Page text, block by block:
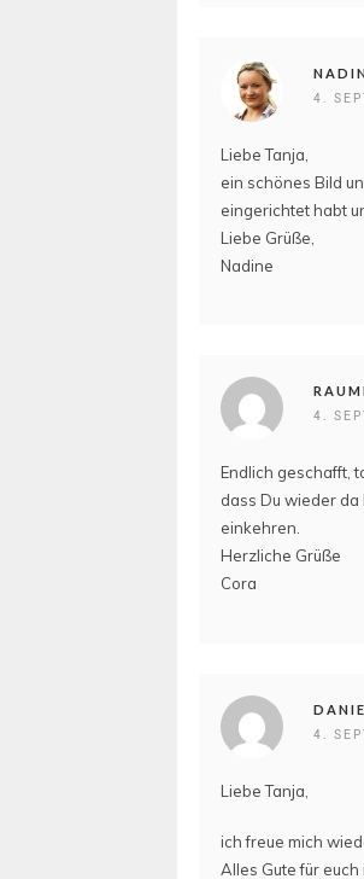
4.
Liebe Tanja,
ein schönes Bild
eingerichtet habt
Liebe Grüße,
Nadine
4.
Endlich geschafft,
dass Du wieder
einkehren.
Herzliche Grüße
Cora
4.
Liebe Tanja,
ich freue mich
Alles Gute für euch